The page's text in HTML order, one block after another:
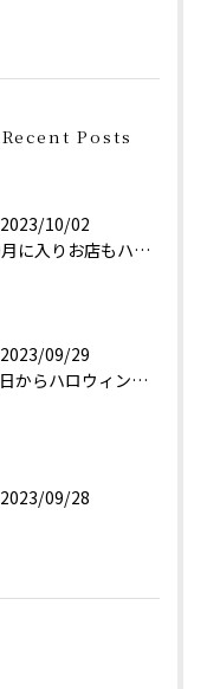
Recent Posts
2023/10/02
10月に入りお店もハロウィン仕様にしております👻
2023/09/29
本日からハロウィン限定商品としておばけパン(チョコレートクリ...
2023/09/28